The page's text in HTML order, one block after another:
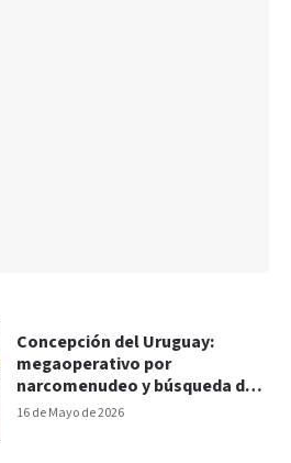
16 de Mayo de 2026
Concepción del Uruguay:
megaoperativo por
narcomenudeo y búsqueda de
prófugo por homicidio